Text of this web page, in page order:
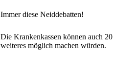
Immer diese Neiddebatten!
Die Krankenkassen können auch
weiteres möglich machen würden.